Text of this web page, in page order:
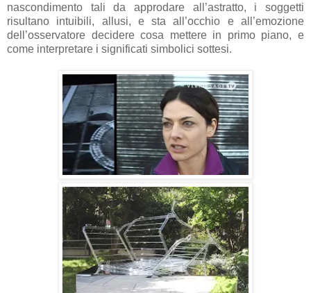
nascondimento tali da approdare all’astratto, i soggetti
risultano intuibili, allusi, e sta all’occhio e all’emozione
dell’osservatore decidere cosa mettere in primo piano, e
come interpretare i significati simbolici sottesi.